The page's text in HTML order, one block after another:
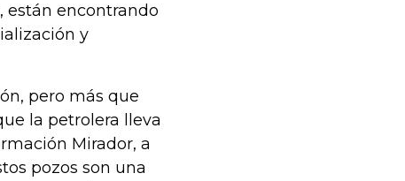
están encontrando
y
pero más que
la petrolera lleva
Mirador, a
pozos son una